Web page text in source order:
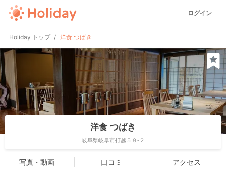
ログイン
Holiday トップ 洋食 つばき
洋食 つばき
岐阜県岐阜市打越５９-２
写真・動画 口コミ アクセス